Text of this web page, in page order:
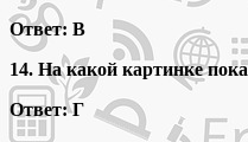
Ответ: В
14. На какой картинке
Ответ: Г